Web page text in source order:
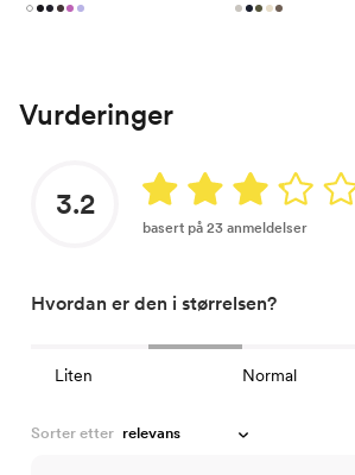
Vurderinger
3.2
basert på 23 anmeldelser
Hvordan er den i størrelsen?
Liten Normal
Sorter etter